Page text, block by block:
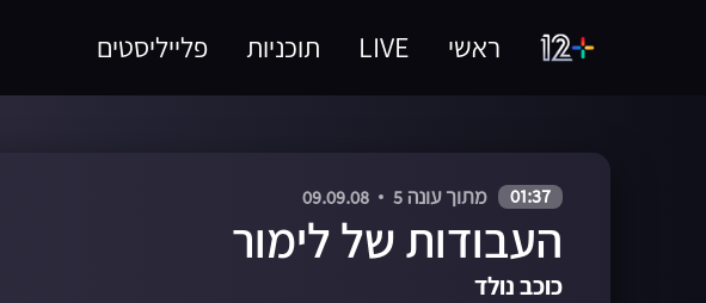
ראשי LIVE תוכניות פלייליסטים
01:37 מתוך עונה 5 09.09.08
העבודות של לימור
כוכב נולד